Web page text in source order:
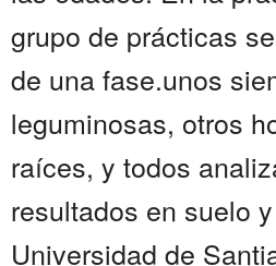
grupo de prácticas
de una fase.unos
leguminosas, otros
raíces, y todos
resultados en suelo
Universidad de